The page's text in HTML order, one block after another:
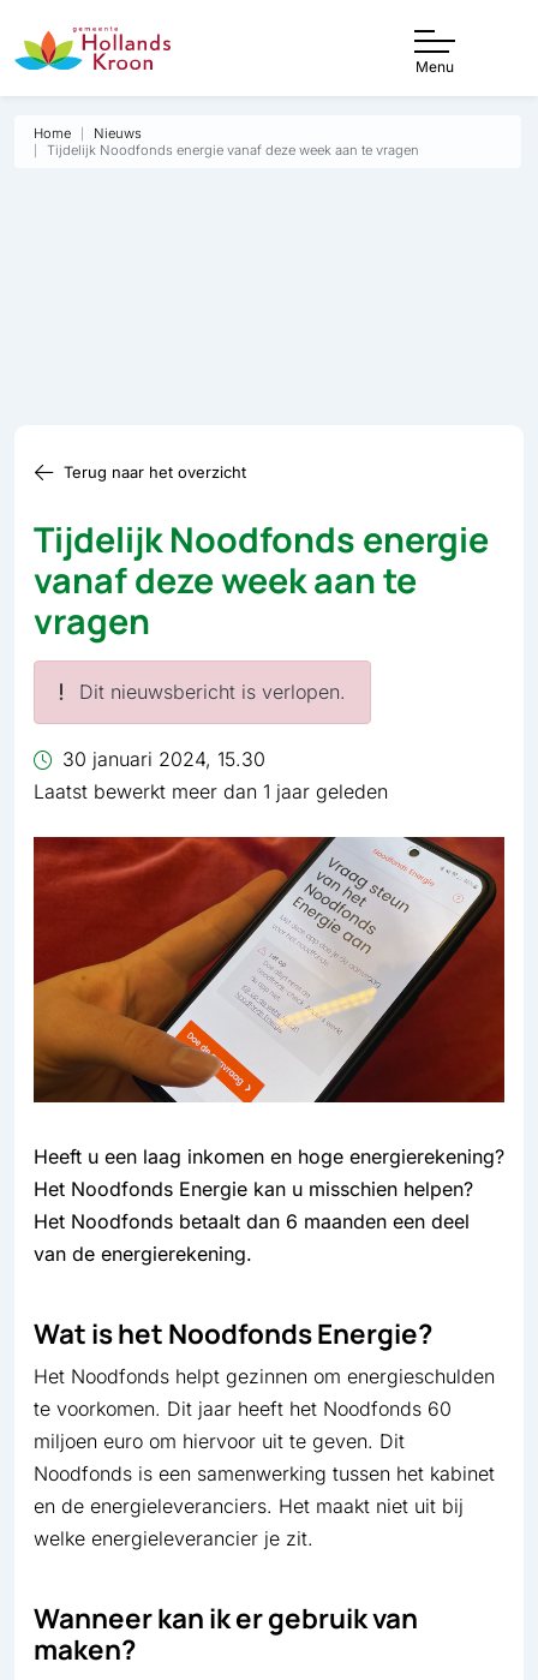
Menu
Home
Nieuws
Tijdelijk Noodfonds energie vanaf deze week aan te vragen
Terug naar het overzicht
Tijdelijk Noodfonds energie
vanaf deze week aan te
vragen
Dit nieuwsbericht is verlopen.
30 januari 2024, 15.30
Laatst bewerkt meer dan 1 jaar geleden
Heeft u een laag inkomen en hoge energierekening?
Het Noodfonds Energie kan u misschien helpen?
Het Noodfonds betaalt dan 6 maanden een deel
van de energierekening.
Wat is het Noodfonds Energie?
Het Noodfonds helpt gezinnen om energieschulden
te voorkomen. Dit jaar heeft het Noodfonds 60
miljoen euro om hiervoor uit te geven. Dit
Noodfonds is een samenwerking tussen het kabinet
en de energieleveranciers. Het maakt niet uit bij
welke energieleverancier je zit.
Wanneer kan ik er gebruik van
maken?